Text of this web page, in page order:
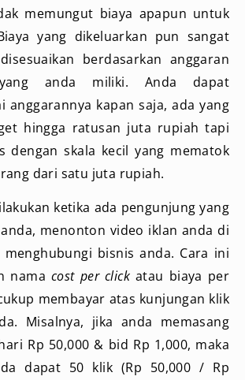
memungut biaya apapun untuk
yang dikeluarkan pun sangat
berdasarkan anggaran
yang anda miliki. Anda dapat
anggarannya kapan saja, ada yang
hingga ratusan juta rupiah tapi
dengan skala kecil yang mematok
dari satu juta rupiah.
ketika ada pengunjung yang
menonton video iklan anda di
menghubungi bisnis anda. Cara ini
namacost per clickatau biaya per
membayar atas kunjungan klik
Misalnya, jika anda memasang
Rp 50,000 & bid Rp 1,000, maka
dapat 50 klik (Rp 50,000 / Rp